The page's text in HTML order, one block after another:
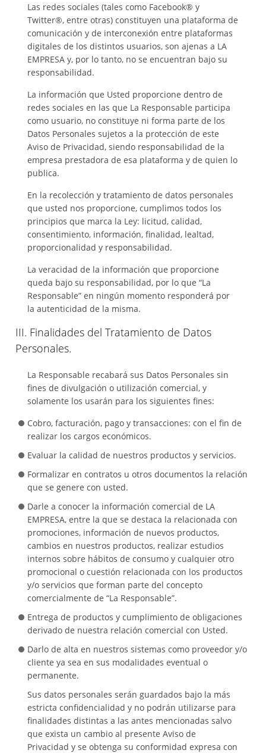
Las redes sociales (tales como Facebook® y
Twitter®, entre otras) constituyen una plataforma de
comunicación y de interconexión entre plataformas
digitales de los distintos usuarios, son ajenas a LA
EMPRESA y, por lo tanto, no se encuentran bajo su
responsabilidad.
La información que Usted proporcione dentro de
redes sociales en las que La Responsable participa
como usuario, no constituye ni forma parte de los
Datos Personales sujetos a la protección de este
Aviso de Privacidad, siendo responsabilidad de la
empresa prestadora de esa plataforma y de quien lo
publica.
En la recolección y tratamiento de datos personales
que usted nos proporcione, cumplimos todos los
principios que marca la Ley: licitud, calidad,
consentimiento, información, finalidad, lealtad,
proporcionalidad y responsabilidad.
La veracidad de la información que proporcione
queda bajo su responsabilidad, por lo que “La
Responsable” en ningún momento responderá por
la autenticidad de la misma.
III. Finalidades del Tratamiento de Datos
Personales.
La Responsable recabará sus Datos Personales sin
fines de divulgación o utilización comercial, y
solamente los usarán para los siguientes fines:
Cobro, facturación, pago y transacciones: con el fin de
realizar los cargos económicos.
Evaluar la calidad de nuestros productos y servicios.
Formalizar en contratos u otros documentos la relación
que se genere con usted.
Darle a conocer la información comercial de LA
EMPRESA, entre la que se destaca la relacionada con
promociones, información de nuevos productos,
cambios en nuestros productos, realizar estudios
internos sobre hábitos de consumo y cualquier otro
promocional o cuestión relacionada con los productos
y/o servicios que forman parte del concepto
comercialmente de “La Responsable”.
Entrega de productos y cumplimiento de obligaciones
derivado de nuestra relación comercial con Usted.
Darlo de alta en nuestros sistemas como proveedor y/o
cliente ya sea en sus modalidades eventual o
permanente.
Sus datos personales serán guardados bajo la más
estricta confidencialidad y no podrán utilizarse para
finalidades distintas a las antes mencionadas salvo
que exista un cambio al presente Aviso de
Privacidad y se obtenga su conformidad expresa con